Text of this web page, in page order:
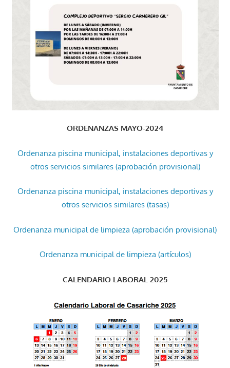
ORDENANZAS MAYO-2024
Ordenanza piscina municipal, instalaciones deportivas y
otros servicios similares (aprobación provisional)
Ordenanza piscina municipal, instalaciones deportivas y
otros servicios similares (tasas)
Ordenanza municipal de limpieza (aprobación provisional)
Ordenanza municipal de limpieza (artículos)
CALENDARIO LABORAL 2025